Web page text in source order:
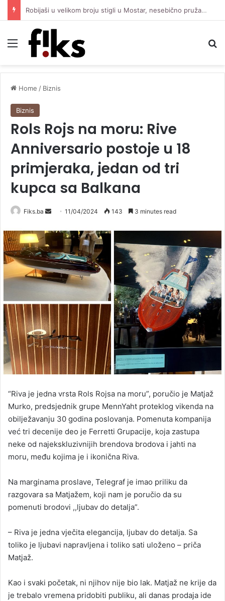
Robijaši u velikom broju stigli u Mostar, nesebično pružaju podršku Čeliku protiv Zrinjskog
Menu
Home / Biznis
Biznis
Rols Rojs na moru: Rive
Anniversario postoje u 18
primjeraka, jedan od tri
kupca sa Balkana
Fiks.ba
Send
email
11/04/2024 143 3 minutes read
“Riva je jedna vrsta Rols Rojsa na moru”, poručio je Matjaž
Murko, predsjednik grupe MennYaht proteklog vikenda na
obilježavanju 30 godina poslovanja. Pomenuta kompanija
već tri decenije deo je Ferretti Grupacije, koja zastupa
neke od najekskluzivnijih brendova brodova i jahti na
moru, među kojima je i ikonična Riva.
Na marginama proslave, Telegraf je imao priliku da
razgovara sa Matjažem, koji nam je poručio da su
pomenuti brodovi ,,ljubav do detalja”.
– Riva je jedna vječita elegancija, ljubav do detalja. Sa
toliko je ljubavi napravljena i toliko sati uloženo – priča
Matjaž.
Kao i svaki početak, ni njihov nije bio lak. Matjaž ne krije da
je trebalo vremena pridobiti publiku, ali danas prodaja ide